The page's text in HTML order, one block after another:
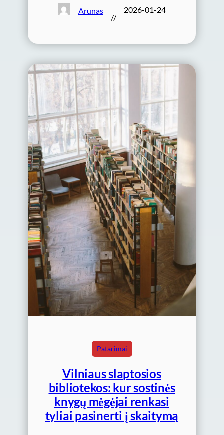
Arunas
//
2026-01-24
Patarimai
Vilniaus slaptosios
bibliotekos: kur sostinės
knygų mėgėjai renkasi
tyliai pasinerti į skaitymą